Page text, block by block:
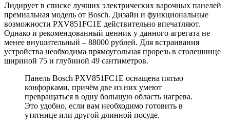
Лидирует в списке лучших электрических варочных панелей
премиальная модель от Bosch. Дизайн и функциональные
возможности PXV851FC1E действительно впечатляют.
Однако и рекомендованный ценник у данного агрегата не
менее внушительный – 88000 рублей. Для встраивания
устройства необходима прямоугольная прорезь в столешнице
шириной 75 и глубиной 49 сантиметров.
Панель Bosch PXV851FC1E оснащена пятью
конфорками, причём две из них умеют
превращаться в одну большую область нагрева.
Это удобно, если вам необходимо готовить в
утятнице или другой длинной посуде.